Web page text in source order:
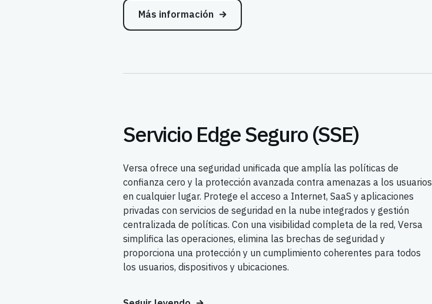
Más información
Servicio Edge Seguro (SSE)
Versa ofrece una seguridad unificada que amplía las políticas de
confianza cero y la protección avanzada contra amenazas a los usuarios
en cualquier lugar. Protege el acceso a Internet, SaaS y aplicaciones
privadas con servicios de seguridad en la nube integrados y gestión
centralizada de políticas. Con una visibilidad completa de la red, Versa
simplifica las operaciones, elimina las brechas de seguridad y
proporciona una protección y un cumplimiento coherentes para todos
los usuarios, dispositivos y ubicaciones.